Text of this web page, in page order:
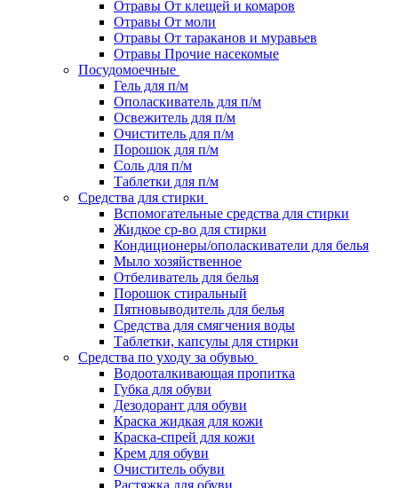
Отравы От клещей и комаров
Отравы От моли
Отравы От тараканов и муравьев
Отравы Прочие насекомые
Посудомоечные
Гель для п/м
Ополаскиватель для п/м
Освежитель для п/м
Очиститель для п/м
Порошок для п/м
Соль для п/м
Таблетки для п/м
Средства для стирки
Вспомогательные средства для стирки
Жидкое ср-во для стирки
Кондиционеры/ополаскиватели для белья
Мыло хозяйственное
Отбеливатель для белья
Порошок стиральный
Пятновыводитель для белья
Средства для смягчения воды
Таблетки, капсулы для стирки
Средства по уходу за обувью
Водооталкивающая пропитка
Губка для обуви
Дезодорант для обуви
Краска жидкая для кожи
Краска-спрей для кожи
Крем для обуви
Очиститель обуви
Растяжка для обуви